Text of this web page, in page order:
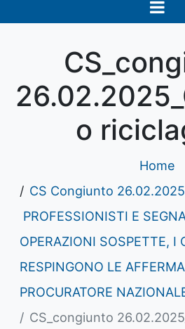
o
Home
CS Congiunto
PROFESSIONISTI E
OPERAZIONI SOSPETTE, I
RESPINGONO LE
PROCURATORE
CS_congiunto